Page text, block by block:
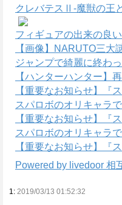
クレバテスⅡ-魔獣の王
フィギュアの出来の良
【画像】NARUTO三
ジャンプで綺麗に終わ
【ハンターハンター】
【重要なお知らせ】『
スパロボのオリキャラ
【重要なお知らせ】『
スパロボのオリキャラ
【重要なお知らせ】『
Powered by livedoor 相
1: 2019/03/13 01:52:32